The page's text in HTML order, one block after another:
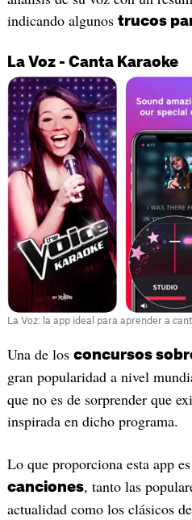
indicando algunos trucos
La Voz - Canta Karaoke
La Voz: la app ideal para aprender a
Una de los concursos
gran popularidad a nivel
que no es de sorprender que
inspirada en dicho programa.
Lo que proporciona esta app
canciones, tanto las
actualidad como los clásicos